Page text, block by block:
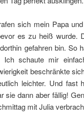
sich mein Papa
es zu heiß wurde.
gefahren bin. So
Ich schaute mir
beschränkte
leichter. Und fast
sie dann aber fällig!
mit Julia